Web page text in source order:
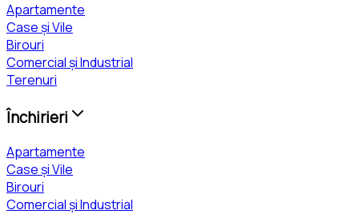
Apartamente
Case și Vile
Birouri
Comercial și Industrial
Terenuri
Închirieri
Apartamente
Case și Vile
Birouri
Comercial și Industrial